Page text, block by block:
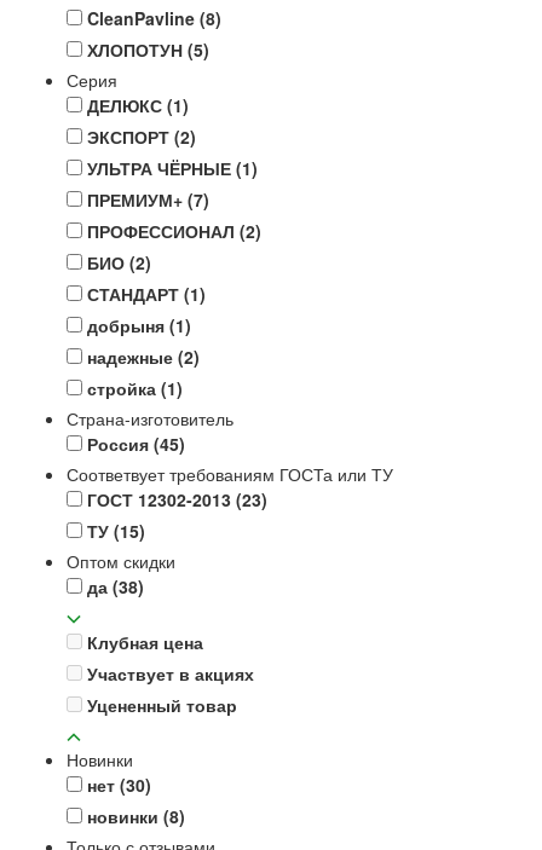
CleanPavline (8)
ХЛОПОТУН (5)
Серия
ДЕЛЮКС (1)
ЭКСПОРТ (2)
УЛЬТРА ЧЁРНЫЕ (1)
ПРЕМИУМ+ (7)
ПРОФЕССИОНАЛ (2)
БИО (2)
СТАНДАРТ (1)
добрыня (1)
надежные (2)
стройка (1)
Страна-изготовитель
Россия (45)
Соответвует требованиям ГОСТа или ТУ
ГОСТ 12302-2013 (23)
ТУ (15)
Оптом скидки
да (38)
Клубная цена
Участвует в акциях
Уцененный товар
Новинки
нет (30)
новинки (8)